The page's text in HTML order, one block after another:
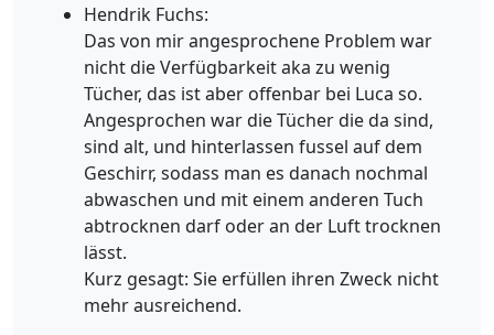
Hendrik Fuchs:
Das von mir angesprochene Problem war
nicht die Verfügbarkeit aka zu wenig
Tücher, das ist aber offenbar bei Luca so.
Angesprochen war die Tücher die da sind,
sind alt, und hinterlassen fussel auf dem
Geschirr, sodass man es danach nochmal
abwaschen und mit einem anderen Tuch
abtrocknen darf oder an der Luft trocknen
lässt.
Kurz gesagt: Sie erfüllen ihren Zweck nicht
mehr ausreichend.